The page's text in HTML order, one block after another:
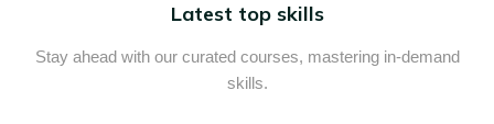
Latest top skills
Stay ahead with our curated courses, mastering in-demand
skills.